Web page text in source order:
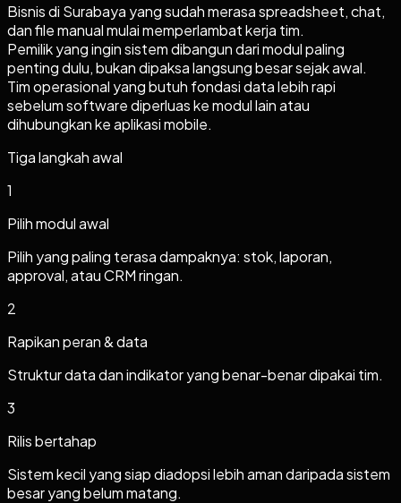
Bisnis di Surabaya yang sudah merasa spreadsheet, chat,
dan file manual mulai memperlambat kerja tim.
Pemilik yang ingin sistem dibangun dari modul paling
penting dulu, bukan dipaksa langsung besar sejak awal.
Tim operasional yang butuh fondasi data lebih rapi
sebelum software diperluas ke modul lain atau
dihubungkan ke aplikasi mobile.
Tiga langkah awal
1
Pilih modul awal
Pilih yang paling terasa dampaknya: stok, laporan,
approval, atau CRM ringan.
2
Rapikan peran & data
Struktur data dan indikator yang benar-benar dipakai tim.
3
Rilis bertahap
Sistem kecil yang siap diadopsi lebih aman daripada sistem
besar yang belum matang.